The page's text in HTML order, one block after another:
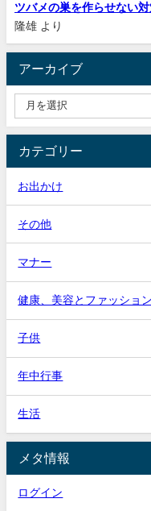
ツバメの巣を作らせない
隆雄 より
アーカイブ
カテゴリー
お出かけ
その他
マナー
健康、美容とファッション
子供
年中行事
生活
メタ情報
ログイン